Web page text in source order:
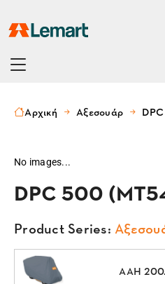
Αρχική Αξεσουάρ
No images...
DPC 500
Product Series:
AAH